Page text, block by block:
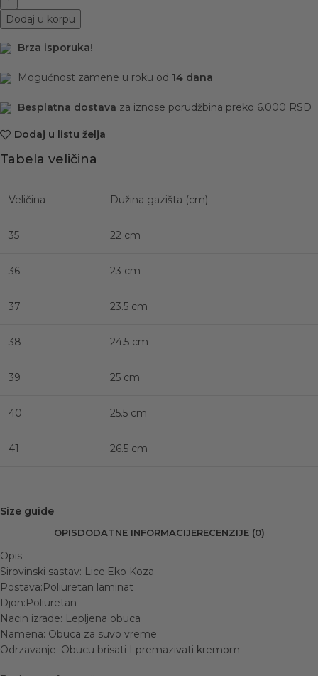
Dodaj u korpu
Brza isporuka!
Mogućnost zamene u roku od 14 dana
Besplatna dostava za iznose porudžbina preko 6.000 RSD
Dodaj u listu želja
Tabela veličina
Veličina Dužina gazišta (cm)
35 22 cm
36 23 cm
37 23.5 cm
38 24.5 cm
39 25 cm
40 25.5 cm
41 26.5 cm
Size guide
OPISDODATNE INFORMACIJERECENZIJE (0)
Opis
Sirovinski sastav: Lice:Eko Koza
Postava:Poliuretan laminat
Djon:Poliuretan
Nacin izrade: Lepljena obuca
Namena: Obuca za suvo vreme
Odrzavanje: Obucu brisati I premazivati kremom